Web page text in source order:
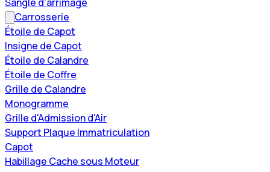
Carrosserie
Étoile de Capot
Insigne de Capot
Étoile de Calandre
Étoile de Coffre
Grille de Calandre
Monogramme
Grille d'Admission d'Air
Support Plaque Immatriculation
Capot
Habillage Cache sous Moteur